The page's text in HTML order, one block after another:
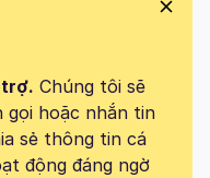
trợ. Chúng tôi sẽ
gọi hoặc nhắn tin
sẻ thông tin cá
động đáng ngờ